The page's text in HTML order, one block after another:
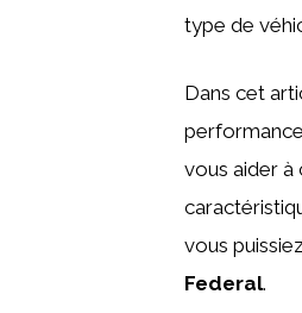
type de
Dans cet
vous aider à
vous
Federal.